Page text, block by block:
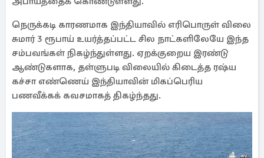
நெருக்கடி காரணமாக இந்தியாவில் எரிபொருள் விலை
சுமார் 3 ரூபாய் உயர்த்தப்பட்ட சில நாட்களிலேயே இந்த
சம்பவங்கள் நிகழ்ந்துள்ளது. ஏறக்குறைய இரண்டு
ஆண்டுகளாக, தள்ளுபடி விலையில் கிடைத்த ரஷ்ய
கச்சா எண்ணெய் இந்தியாவின் மிகப்பெரிய
பணவீக்கக் கவசமாகத் திகழ்ந்தது.